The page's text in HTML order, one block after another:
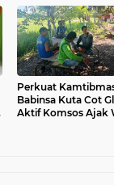
Aceh Tenggara
Perkuat
Babinsa Kuta Cot
Aktif Komsos Ajak